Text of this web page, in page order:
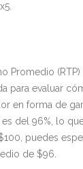
Promedio
para evaluar
en forma de
es del 96%, lo
puedes
de $96.